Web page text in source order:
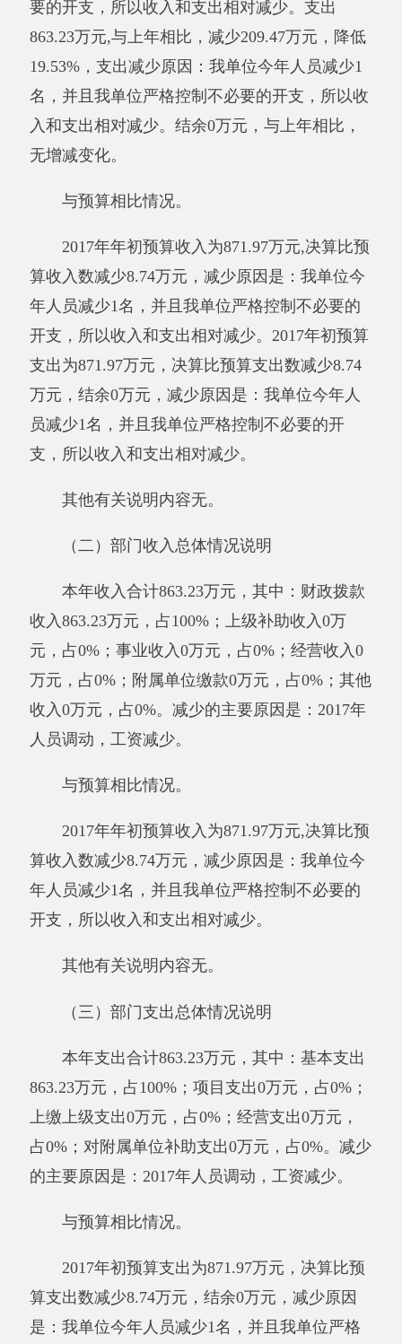
万元，占0%；附属单位缴款0万元，占0%；其他
收入0万元，占0%。减少的主要原因是：2017年
人员调动，工资减少。
2017年年初预算收入为871.97万元,决算比预
年人员减少1名，并且我单位严格控制不必要的
其他有关说明内容无。
（三）部门支出总体情况说明
863.23万元，占100%；项目支出0万元，占0%；
上缴上级支出0万元，占0%；经营支出0万元，
占0%；对附属单位补助支出0万元，占0%。减少
的主要原因是：2017年人员调动，工资减少。
与预算相比情况。
2017年初预算支出为871.97万元，决算比预
是：我单位今年人员减少1名，并且我单位严格
控制不必要的开支，所以收入和支出相对减少。
其他有关说明内容无。
（一）财政拨款收支总体情况说明
2017年度财政拨款收入863.23万元，与上年
要原因是：2017年人员调动，工资减少。财政拨
款支出863.23万元，与上年相比，减少209.47万
元，降低19.53%。其中：基本支出863.23万元，
项目支出0万元。降低的主要原因是：2017年人
与上年相比，无增减变动。
与预算相比情况。
算收入数减少8.74万元，减少原因是：我单位今
年人员减少1名，并且我单位严格控制不必要的
开支，所以收入和支出相对减少。2017年初预算
支出为871.97万元，决算比预算支出数减少8.74
万元，结余0万元，减少原因是：我单位今年人
支，所以收入和支出相对减少。
其他有关说明内容无。
（二）一般公共预算支出决算情况说明